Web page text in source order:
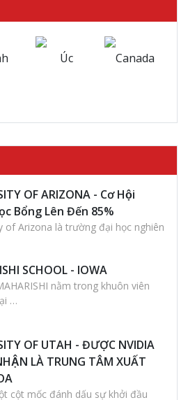
Úc Canada
OF ARIZONA - Cơ Hội
Bổng Lên Đến 85%
of Arizona là trường đại học nghiên
SCHOOL - IOWA
nằm trong khuôn viên
…
OF UTAH - ĐƯỢC NVIDIA
LÀ TRUNG TÂM XUẤT
cột mốc đánh dấu sự khởi đầu